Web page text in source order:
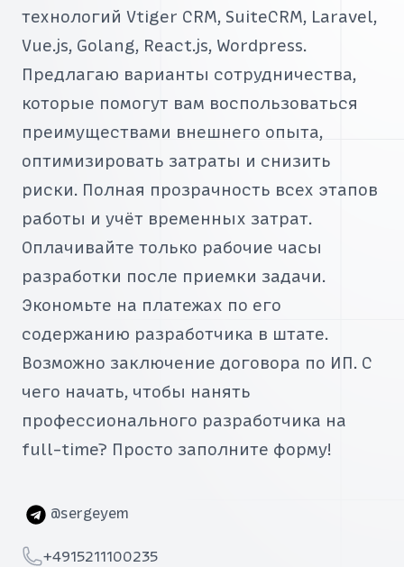
технологий Vtiger CRM, SuiteCRM, Laravel,
Vue.js, Golang, React.js, Wordpress.
Предлагаю варианты сотрудничества,
которые помогут вам воспользоваться
преимуществами внешнего опыта,
оптимизировать затраты и снизить
риски. Полная прозрачность всех этапов
работы и учёт временных затрат.
Оплачивайте только рабочие часы
разработки после приемки задачи.
Экономьте на платежах по его
содержанию разработчика в штате.
Возможно заключение договора по ИП. С
чего начать, чтобы нанять
профессионального разработчика на
full-time? Просто заполните форму!
Telegram
@sergeyem
Telephone
+4915211100235